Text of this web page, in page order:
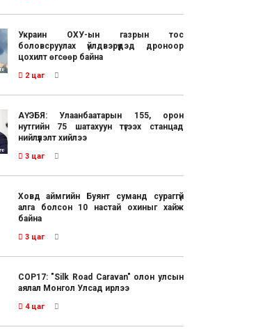
Украин ОХУ-ын газрын тос
боловсруулах үйлдвэрүүдэд дроноор
цохилт өгсөөр байна
2 цаг
АҮЭБЯ: Улаанбаатарын 155, орон
нутгийн 75 шатахуун түгээх станцад
нийлүүлэлт хийлээ
3 цаг
Ховд аймгийн Буянт суманд сураггүй
алга болсон 10 настай охиныг хайж
байна
3 цаг
COP17: "Silk Road Caravan" олон улсын
аялал Монгол Улсад ирлээ
4 цаг